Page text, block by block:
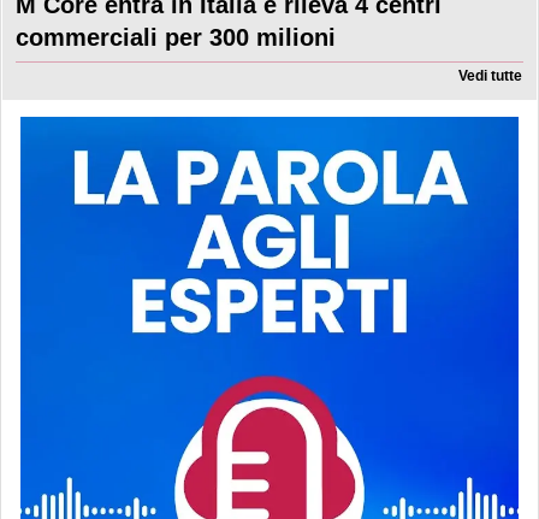
commerciali per 300 milioni
Vedi tutte